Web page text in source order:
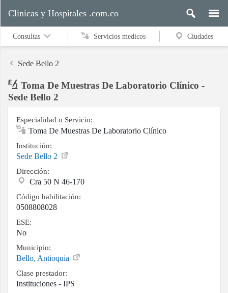
Servicios
Ciudades
Buscar
Contacto
Clinicas y Hospitales .com.co
Consultas Servicios medicos Ciudades
Sede Bello 2
Toma De Muestras De Laboratorio Clínico -
Sede Bello 2
Especialidad o Servicio:
Toma De Muestras De Laboratorio Clínico
Institución:
Sede Bello 2
Dirección:
Cra 50 N 46-170
Código habilitación:
0508808028
ESE:
No
Municipio:
Bello, Antioquia
Clase prestador:
Instituciones - IPS